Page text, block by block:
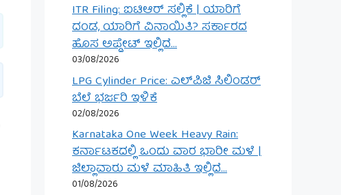
ITR Filing: ಐಟಿಆರ್ ಸಲ್ಲಿಕೆ | ಯಾರಿಗೆ
ದಂಡ, ಯಾರಿಗೆ ವಿನಾಯಿತಿ? ಸರ್ಕಾರದ
ಹೊಸ ಅಪ್ಡೇಟ್ ಇಲ್ಲಿದೆ…
03/08/2026
LPG Cylinder Price: ಎಲ್‌ಪಿಜಿ ಸಿಲಿಂಡರ್
ಬೆಲೆ ಭರ್ಜರಿ ಇಳಿಕೆ
02/08/2026
Karnataka One Week Heavy Rain:
ಕರ್ನಾಟಕದಲ್ಲಿ ಒಂದು ವಾರ ಭಾರೀ ಮಳೆ |
ಜಿಲ್ಲಾವಾರು ಮಳೆ ಮಾಹಿತಿ ಇಲ್ಲಿದೆ…
01/08/2026